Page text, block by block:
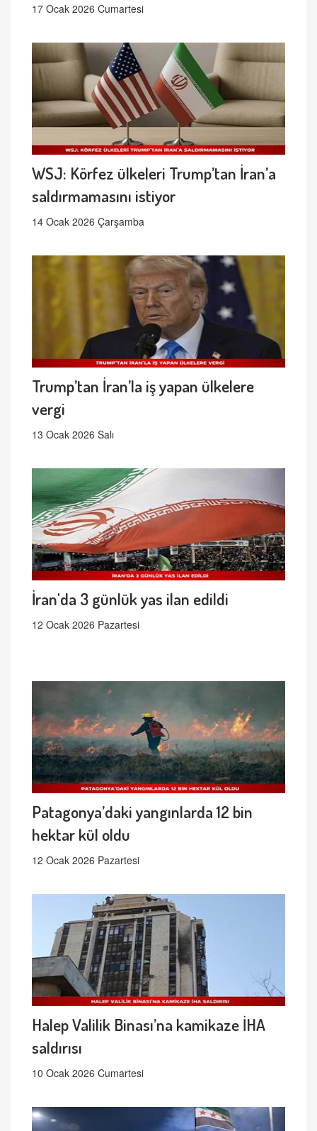
17 Ocak 2026 Cumartesi
WSJ: Körfez ülkeleri Trump’tan İran’a
saldırmamasını istiyor
14 Ocak 2026 Çarşamba
Trump’tan İran’la iş yapan ülkelere
vergi
13 Ocak 2026 Salı
İran'da 3 günlük yas ilan edildi
12 Ocak 2026 Pazartesi
Patagonya’daki yangınlarda 12 bin
hektar kül oldu
12 Ocak 2026 Pazartesi
Halep Valilik Binası’na kamikaze İHA
saldırısı
10 Ocak 2026 Cumartesi